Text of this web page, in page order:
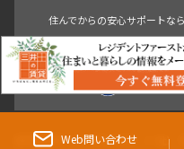
Web問い合わせ
住んでからの安心サポートなら
東京都知事（3）第96482号 （一社